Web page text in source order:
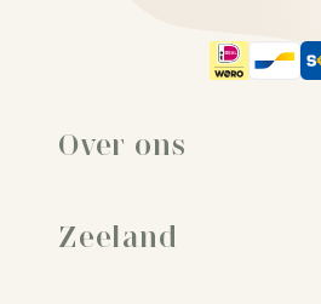
Over ons
Zeeland